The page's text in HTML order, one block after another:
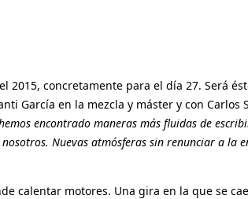
2015, concretamente para el día 27. Será
García en la mezcla y máster y con Carlos
encontrado maneras más fluidas de
Nuevas atmósferas sin renunciar a la
calentar motores. Una gira en la que se